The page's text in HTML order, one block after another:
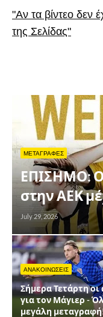
"Αν τα βίντεο δεν
της Σελίδας"
ΜΕΤΑΓΡΑΦΕΣ
ΕΠΙΣΗΜΟ:
στην ΑΕΚ
July 29, 2026
ΑΝΑΚΟΙΝΩΣΕΙΣ
Σήμερα Τετάρτη οι
για τον Μάγιερ -
μεγάλη